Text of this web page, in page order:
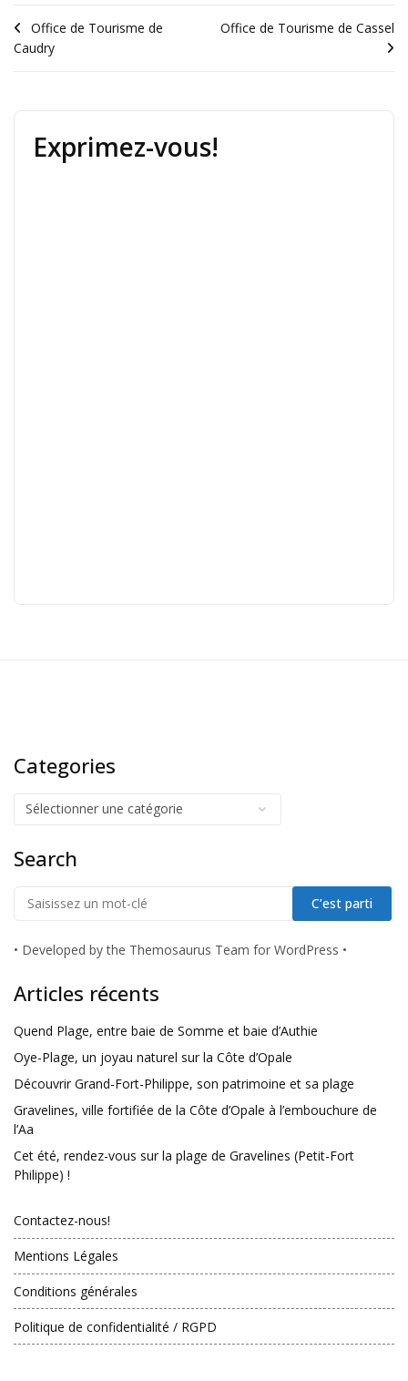
Office de Tourisme de
Caudry
Office de Tourisme de Cassel
Exprimez-vous!
Categories
Search
• Developed by the Themosaurus Team for WordPress •
Articles récents
Quend Plage, entre baie de Somme et baie d’Authie
Oye-Plage, un joyau naturel sur la Côte d’Opale
Découvrir Grand-Fort-Philippe, son patrimoine et sa plage
Gravelines, ville fortifiée de la Côte d’Opale à l’embouchure de
l’Aa
Cet été, rendez-vous sur la plage de Gravelines (Petit-Fort
Philippe) !
Contactez-nous!
Mentions Légales
Conditions générales
Politique de confidentialité / RGPD